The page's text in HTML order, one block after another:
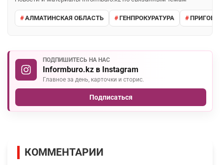
АЛМАТИНСКАЯ ОБЛАСТЬ ГЕНПРОКУРАТУРА
ПОДПИШИТЕСЬ НА НАС
Informburo.kz в Instagram
Главное за день, карточки и сторис.
Подписаться
КОММЕНТАРИИ